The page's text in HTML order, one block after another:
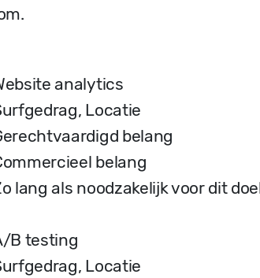
analytics
Locatie
belang
belang
lang als noodzakelijk voor dit
B testing
Locatie